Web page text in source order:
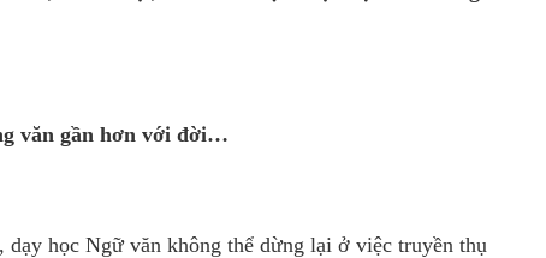
văn gần hơn với đời…
học Ngữ văn không thể dừng lại ở việc truyền thụ